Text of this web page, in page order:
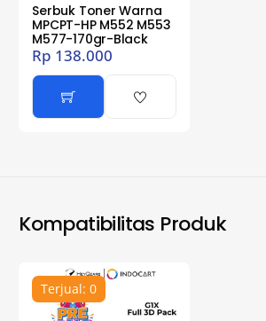
Serbuk Toner Warna
MPCPT-HP M552 M553
M577-170gr-Black
Rp 138.000
Kompatibilitas Produk
Terjual: 0